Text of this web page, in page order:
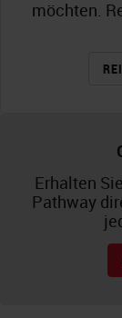
möchten.
Erhalten
Pathway